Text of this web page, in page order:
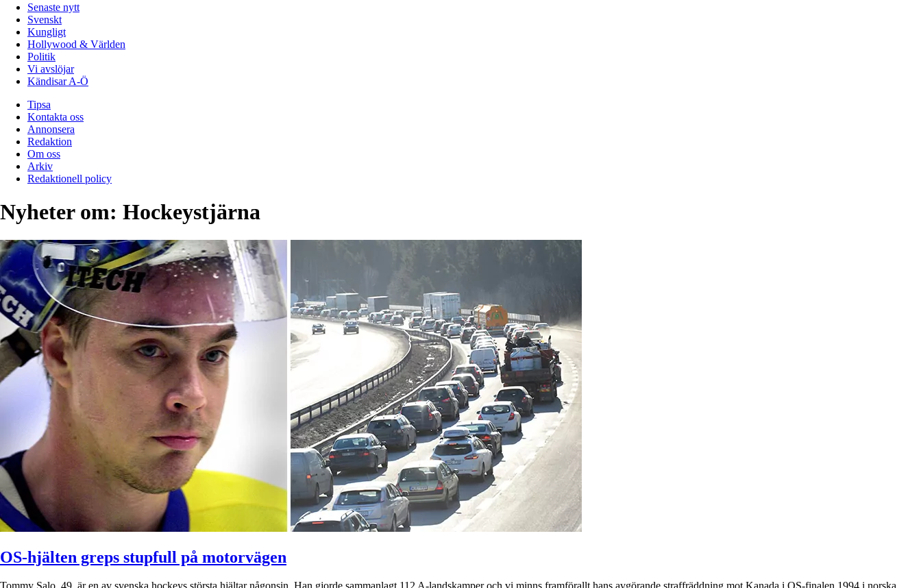
Senaste nytt
Svenskt
Kungligt
Hollywood & Världen
Politik
Vi avslöjar
Kändisar A-Ö
Tipsa
Kontakta oss
Annonsera
Redaktion
Om oss
Arkiv
Redaktionell policy
Nyheter om: Hockeystjärna
OS-hjälten greps stupfull på motorvägen